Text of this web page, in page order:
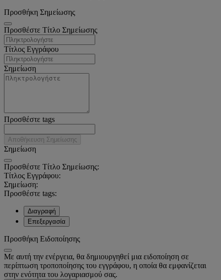
Προσθήκη Σημείωσης
Προσθέστε Τίτλο Σημείωσης
Τίτλος Εγγράφου
Σημείωση
Προσθέστε tags
Αποθήκευση Σημείωσης
Σημείωση
Προσθέστε Τίτλο Σημείωσης:
Τίτλος Εγγράφου:
Σημείωση:
Προσθέστε tags:
Διαγραφή
Επεξεργασία
Προσθήκη Ειδοποίησης
Με αυτή την ενέργεια, θα δημιουργηθεί μια ειδοποίηση σε
περίπτωση τροποποίησης του εγγράφου, η οποία θα εμφανίζεται
στην ενότητα του λογαριασμού σας.